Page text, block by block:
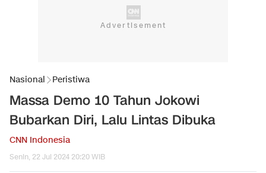
Nasional Peristiwa
Massa Demo 10 Tahun Jokowi
Bubarkan Diri, Lalu Lintas Dibuka
CNN Indonesia
Senin, 22 Jul 2024 20:20 WIB